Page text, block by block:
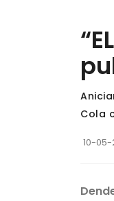
Cola
10-05-